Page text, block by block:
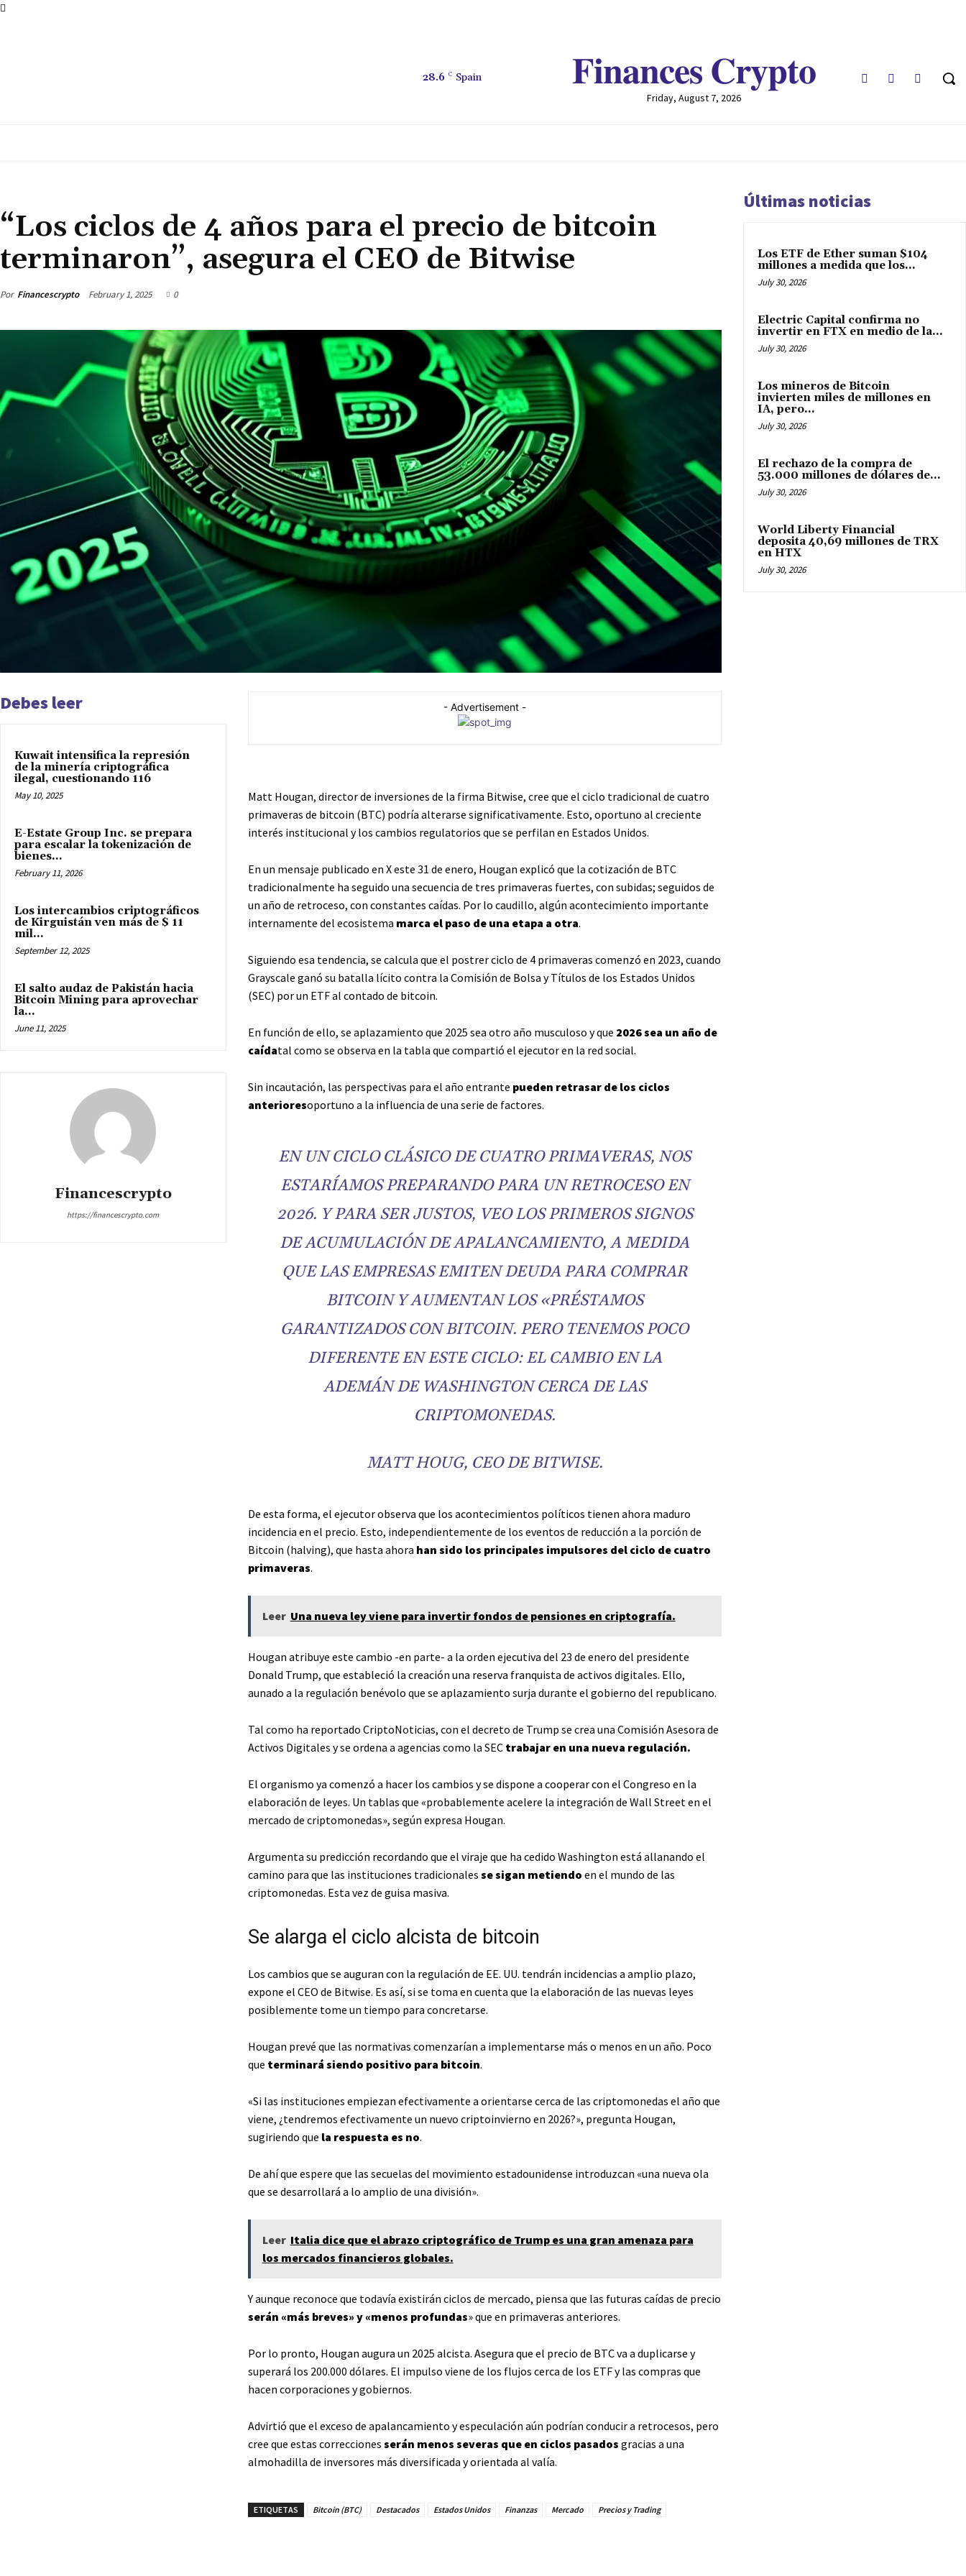
28.6 C Spain 𝐅𝐢𝐧𝐚𝐧𝐜𝐞𝐬 𝐂𝐫𝐲𝐩𝐭𝐨
Friday, August 7, 2026
“Los ciclos de 4 años para el precio de bitcoin
terminaron”, asegura el CEO de Bitwise
Por Financescrypto February 1, 2025 0
Debes leer
Kuwait intensifica la represión
de la minería criptográfica
ilegal, cuestionando 116
May 10, 2025
E-Estate Group Inc. se prepara
para escalar la tokenización de
bienes...
February 11, 2026
Los intercambios criptográficos
de Kirguistán ven más de $ 11
mil...
September 12, 2025
El salto audaz de Pakistán hacia
Bitcoin Mining para aprovechar
la...
June 11, 2025
Financescrypto
https://financescrypto.com
- Advertisement -
Matt Hougan, director de inversiones de la firma Bitwise, cree que el ciclo tradicional de cuatro
primaveras de bitcoin (BTC) podría alterarse significativamente. Esto, oportuno al creciente
interés institucional y los cambios regulatorios que se perfilan en Estados Unidos.
En un mensaje publicado en X este 31 de enero, Hougan explicó que la cotización de BTC
tradicionalmente ha seguido una secuencia de tres primaveras fuertes, con subidas; seguidos de
un año de retroceso, con constantes caídas. Por lo caudillo, algún acontecimiento importante
internamente del ecosistema marca el paso de una etapa a otra.
Siguiendo esa tendencia, se calcula que el postrer ciclo de 4 primaveras comenzó en 2023, cuando
Grayscale ganó su batalla lícito contra la Comisión de Bolsa y Títulos de los Estados Unidos
(SEC) por un ETF al contado de bitcoin.
En función de ello, se aplazamiento que 2025 sea otro año musculoso y que 2026 sea un año de
caídatal como se observa en la tabla que compartió el ejecutor en la red social.
Sin incautación, las perspectivas para el año entrante pueden retrasar de los ciclos
anterioresoportuno a la influencia de una serie de factores.
EN UN CICLO CLÁSICO DE CUATRO PRIMAVERAS, NOS
ESTARÍAMOS PREPARANDO PARA UN RETROCESO EN
2026. Y PARA SER JUSTOS, VEO LOS PRIMEROS SIGNOS
DE ACUMULACIÓN DE APALANCAMIENTO, A MEDIDA
QUE LAS EMPRESAS EMITEN DEUDA PARA COMPRAR
BITCOIN Y AUMENTAN LOS «PRÉSTAMOS
GARANTIZADOS CON BITCOIN. PERO TENEMOS POCO
DIFERENTE EN ESTE CICLO: EL CAMBIO EN LA
ADEMÁN DE WASHINGTON CERCA DE LAS
CRIPTOMONEDAS.
MATT HOUG, CEO DE BITWISE.
De esta forma, el ejecutor observa que los acontecimientos políticos tienen ahora maduro
incidencia en el precio. Esto, independientemente de los eventos de reducción a la porción de
Bitcoin (halving), que hasta ahora han sido los principales impulsores del ciclo de cuatro
primaveras.
Leer Una nueva ley viene para invertir fondos de pensiones en criptografía.
Hougan atribuye este cambio -en parte- a la orden ejecutiva del 23 de enero del presidente
Donald Trump, que estableció la creación una reserva franquista de activos digitales. Ello,
aunado a la regulación benévolo que se aplazamiento surja durante el gobierno del republicano.
Tal como ha reportado CriptoNoticias, con el decreto de Trump se crea una Comisión Asesora de
Activos Digitales y se ordena a agencias como la SEC trabajar en una nueva regulación.
El organismo ya comenzó a hacer los cambios y se dispone a cooperar con el Congreso en la
elaboración de leyes. Un tablas que «probablemente acelere la integración de Wall Street en el
mercado de criptomonedas», según expresa Hougan.
Argumenta su predicción recordando que el viraje que ha cedido Washington está allanando el
camino para que las instituciones tradicionales se sigan metiendo en el mundo de las
criptomonedas. Esta vez de guisa masiva.
Se alarga el ciclo alcista de bitcoin
Los cambios que se auguran con la regulación de EE. UU. tendrán incidencias a amplio plazo,
expone el CEO de Bitwise. Es así, si se toma en cuenta que la elaboración de las nuevas leyes
posiblemente tome un tiempo para concretarse.
Hougan prevé que las normativas comenzarían a implementarse más o menos en un año. Poco
que terminará siendo positivo para bitcoin.
«Si las instituciones empiezan efectivamente a orientarse cerca de las criptomonedas el año que
viene, ¿tendremos efectivamente un nuevo criptoinvierno en 2026?», pregunta Hougan,
sugiriendo que la respuesta es no.
De ahí que espere que las secuelas del movimiento estadounidense introduzcan «una nueva ola
que se desarrollará a lo amplio de una división».
Leer Italia dice que el abrazo criptográfico de Trump es una gran amenaza para
los mercados financieros globales.
Y aunque reconoce que todavía existirán ciclos de mercado, piensa que las futuras caídas de precio
serán «más breves» y «menos profundas» que en primaveras anteriores.
Por lo pronto, Hougan augura un 2025 alcista. Asegura que el precio de BTC va a duplicarse y
superará los 200.000 dólares. El impulso viene de los flujos cerca de los ETF y las compras que
hacen corporaciones y gobiernos.
Advirtió que el exceso de apalancamiento y especulación aún podrían conducir a retrocesos, pero
cree que estas correcciones serán menos severas que en ciclos pasados gracias a una
almohadilla de inversores más diversificada y orientada al valía.
ETIQUETAS Bitcoin (BTC) Destacados Estados Unidos Finanzas Mercado Precios y Trading
Últimas noticias
Los ETF de Ether suman $104
millones a medida que los...
July 30, 2026
Electric Capital confirma no
invertir en FTX en medio de la...
July 30, 2026
Los mineros de Bitcoin
invierten miles de millones en
IA, pero...
July 30, 2026
El rechazo de la compra de
53.000 millones de dólares de...
July 30, 2026
World Liberty Financial
deposita 40,69 millones de TRX
en HTX
July 30, 2026